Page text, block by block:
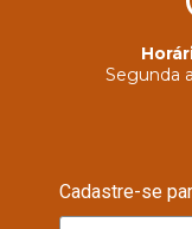
Segunda
Cadastre-se